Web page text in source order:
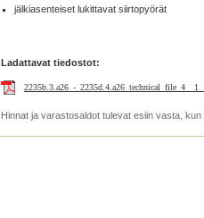
jälkiasenteiset lukittavat siirtopyörät
Ladattavat tiedostot:
2235b.3.a26_-
Hinnat ja varastosaldot tulevat esiin vasta,